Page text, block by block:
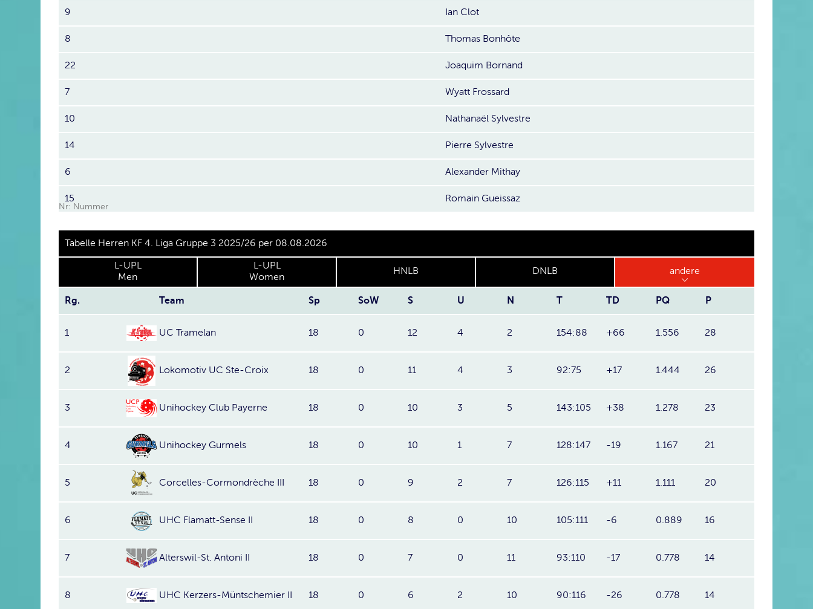
9 Ian Clot
8 Thomas Bonhôte
22 Joaquim Bornand
7 Wyatt Frossard
10 Nathanaël Sylvestre
14 Pierre Sylvestre
6 Alexander Mithay
15 Romain Gueissaz
Nr: Nummer
Tabelle Herren KF 4. Liga Gruppe 3 2025/26 per 08.08.2026
L-UPL
Men
L-UPL
Women
HNLB DNLB andere
Rg. Team Sp SoW S U N T TD PQ P
1 UC Tramelan 18 0 12 4 2 154:88 +66 1.556 28
2 Lokomotiv UC Ste-Croix 18 0 11 4 3 92:75 +17 1.444 26
3 Unihockey Club Payerne 18 0 10 3 5 143:105 +38 1.278 23
4 Unihockey Gurmels 18 0 10 1 7 128:147 -19 1.167 21
5 Corcelles-Cormondrèche III 18 0 9 2 7 126:115 +11 1.111 20
6 UHC Flamatt-Sense II 18 0 8 0 10 105:111 -6 0.889 16
7 Alterswil-St. Antoni II 18 0 7 0 11 93:110 -17 0.778 14
8 UHC Kerzers-Müntschemier II 18 0 6 2 10 90:116 -26 0.778 14